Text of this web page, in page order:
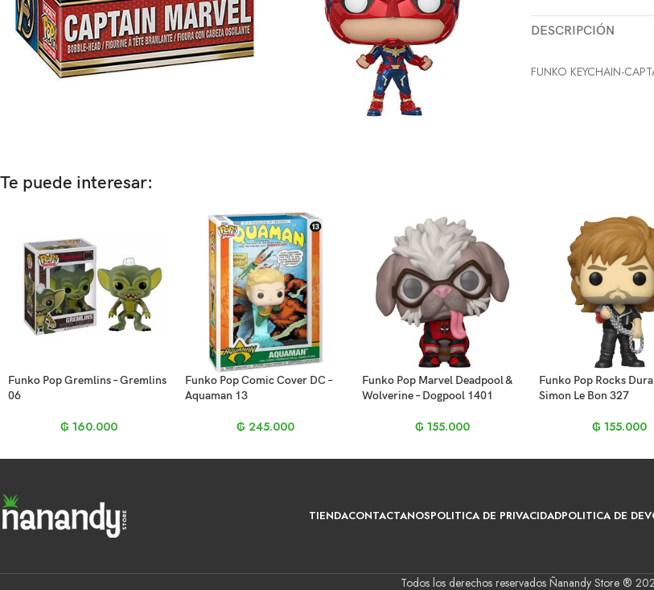
DESCRIPCIÓN
FUNKO KEYCHAIN-
Te puede interesar:
Funko Pop Gremlins – Gremlins
06
₲ 160.000
Funko Pop Comic Cover DC –
Aquaman 13
₲ 245.000
Funko Pop Marvel Deadpool &
Wolverine – Dogpool 1401
₲ 155.000
Funko Pop Rocks
Simon Le Bon 327
₲ 155.000
TIENDACONTACTANOSPOLITICA DE PRIVACIDADPOLITICA DE
Todos los derechos reservados Ñanandy Store ®